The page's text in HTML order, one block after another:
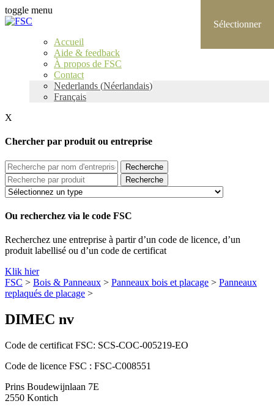
toggle menu
Accueil
Aide & feedback
À propos de FSC
Contact
Nederlands (Néerlandais)
Français
X
Chercher par produit ou entreprise
Recherche
Recherche
Ou recherchez via le code FSC
Recherchez une entreprise à partir d’un code de licence, d’un
produit labellisé ou d’un code de certificat
Klik hier
FSC > Bois & Panneaux > Panneaux bois et placage > Panneaux
replaqués de placage >
DIMEC nv
Code de certificat FSC: SCS-COC-005219-EO
Code de licence FSC : FSC-C008551
Prins Boudewijnlaan 7E
2550 Kontich